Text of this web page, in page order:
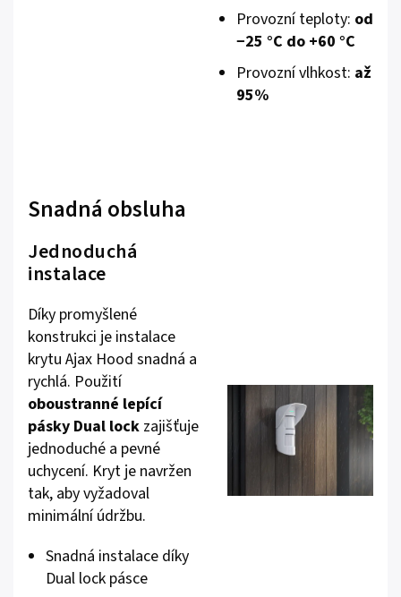
Provozní teploty: od
−25 °C do +60 °C
Provozní vlhkost: až
95%
Snadná obsluha
Jednoduchá
instalace
Díky promyšlené
konstrukci je instalace
krytu Ajax Hood snadná a
rychlá. Použití
oboustranné lepící
pásky Dual lock zajišťuje
jednoduché a pevné
uchycení. Kryt je navržen
tak, aby vyžadoval
minimální údržbu.
Snadná instalace díky
Dual lock pásce